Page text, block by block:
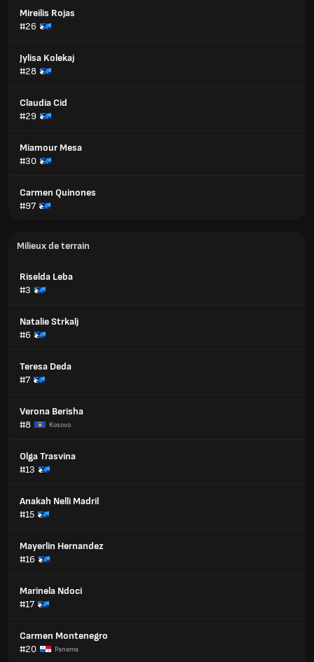
Mireilis Rojas
#26
Jylisa Kolekaj
#28
Claudia Cid
#29
Miamour Mesa
#30
Carmen Quinones
#97
Milieux de terrain
Riselda Leba
#3
Natalie Strkalj
#6
Teresa Deda
#7
Verona Berisha
#8
Kosovo
Olga Trasvina
#13
Anakah Nelli Madril
#15
Mayerlin Hernandez
#16
Marinela Ndoci
#17
Carmen Montenegro
#20
Panama